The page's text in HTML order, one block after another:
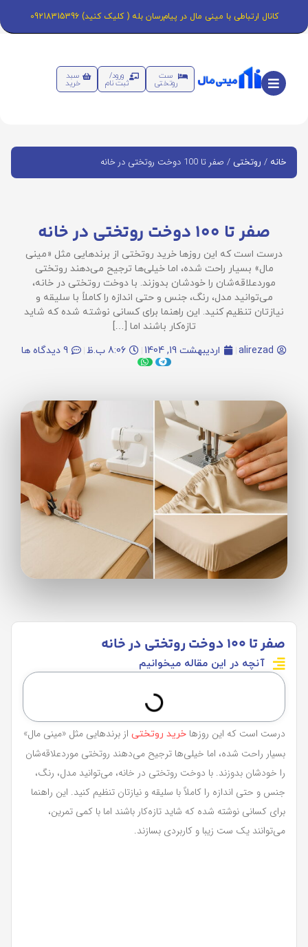
کانال ارتباطی با مینی مال در پیام‌رسان بله ( کلیک کنید) 09218315396
ست
روتختی
ورود/
ثبت نام
سبد
خرید
خانه / روتختی / صفر تا 100 دوخت روتختی در خانه
صفر تا 100 دوخت روتختی در خانه
درست است که این روزها خرید روتختی از برندهایی مثل «مینی
مال» بسیار راحت شده، اما خیلی‌ها ترجیح می‌دهند روتختی
موردعلاقه‌شان را خودشان بدوزند. با دوخت روتختی در خانه،
می‌توانید مدل، رنگ، جنس و حتی اندازه را کاملاً با سلیقه و
نیازتان تنظیم کنید. این راهنما برای کسانی نوشته شده که شاید
تازه‌کار باشند اما […]
alirezad
اردیبهشت 19, 1404 8:06 ب.ظ 9 دیدگاه ها
صفر تا 100 دوخت روتختی در خانه
آنچه در این مقاله میخوانیم
درست است که این روزها خرید روتختی از برندهایی مثل «مینی مال»
بسیار راحت شده، اما خیلی‌ها ترجیح می‌دهند روتختی موردعلاقه‌شان
را خودشان بدوزند. با دوخت روتختی در خانه، می‌توانید مدل، رنگ،
جنس و حتی اندازه را کاملاً با سلیقه و نیازتان تنظیم کنید. این راهنما
برای کسانی نوشته شده که شاید تازه‌کار باشند اما با کمی تمرین،
می‌توانند یک ست زیبا و کاربردی بسازند.